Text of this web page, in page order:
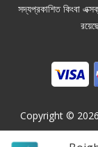
সদ্যপ্রকাশিত কিংবা
Copyright © 2026